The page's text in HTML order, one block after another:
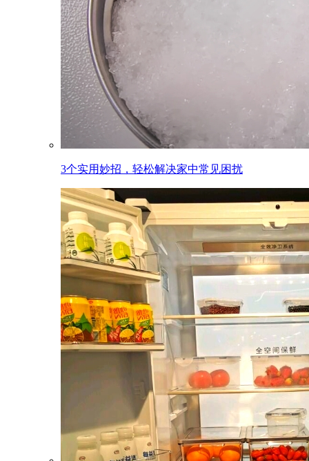
3个实用妙招，轻松解决家中常见困扰